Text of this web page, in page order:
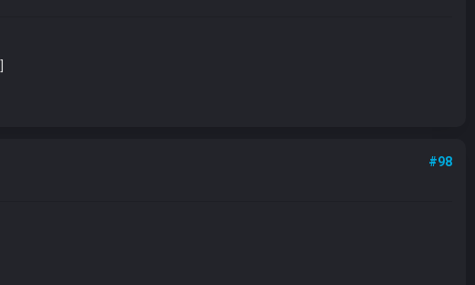
#98